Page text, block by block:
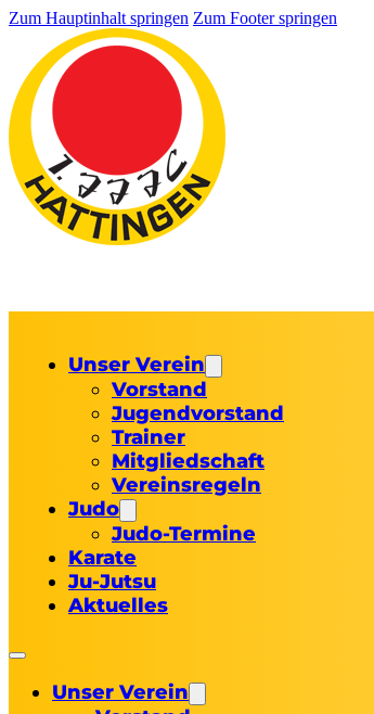
Zum Hauptinhalt springen Zum Footer springen
Unser Verein
Vorstand
Jugendvorstand
Trainer
Mitgliedschaft
Vereinsregeln
Judo
Judo-Termine
Karate
Ju-Jutsu
Aktuelles
Unser Verein